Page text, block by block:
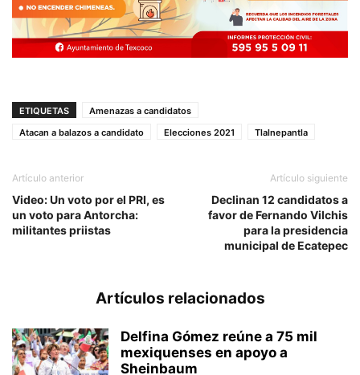
ETIQUETAS
Amenazas a candidatos
Atacan a balazos a candidato
Elecciones 2021 Tlalnepantla
Artículo anterior
Video: Un voto por el PRI, es
un voto para Antorcha:
militantes priistas
Artículo siguiente
Declinan 12 candidatos a
favor de Fernando Vilchis
para la presidencia
municipal de Ecatepec
Artículos relacionados
Delfina Gómez reúne a 75 mil
mexiquenses en apoyo a
Sheinbaum